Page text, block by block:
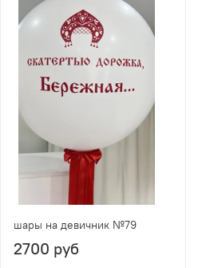
шары на девичник №79
2700 руб